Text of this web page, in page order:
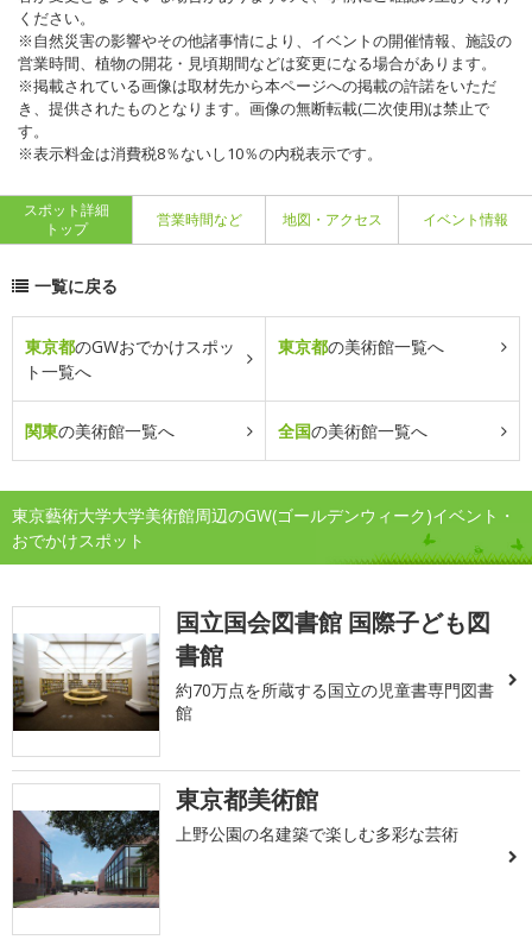
ください。
※自然災害の影響やその他諸事情により、イベントの開催情報、施設の
営業時間、植物の開花・見頃期間などは変更になる場合があります。
※掲載されている画像は取材先から本ページへの掲載の許諾をいただ
き、提供されたものとなります。画像の無断転載(二次使用)は禁止で
す。
※表示料金は消費税8％ないし10％の内税表示です。
スポット詳細
トップ
営業時間など 地図・アクセス イベント情報
一覧に戻る
東京都のGWおでかけスポッ
ト一覧へ
東京都の美術館一覧へ
関東の美術館一覧へ 全国の美術館一覧へ
東京藝術大学大学美術館周辺のGW(ゴールデンウィーク)イベント・
おでかけスポット
国立国会図書館 国際子ども図
書館
約70万点を所蔵する国立の児童書専門図書
館
東京都美術館
上野公園の名建築で楽しむ多彩な芸術